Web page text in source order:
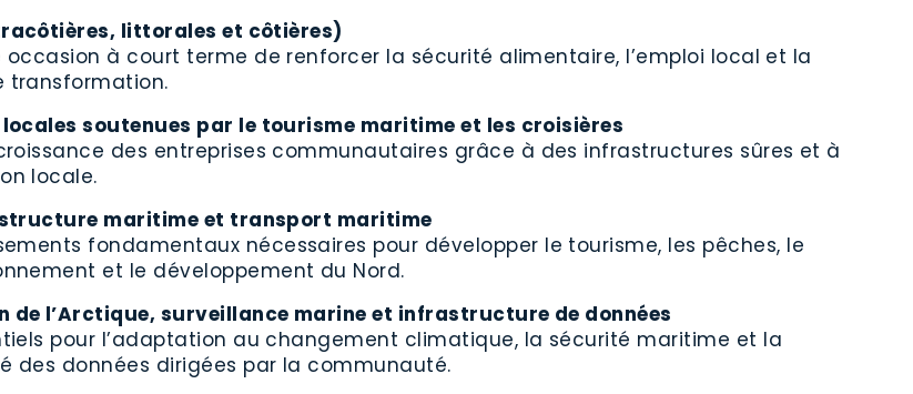
littorales et côtières)
occasion à court terme de renforcer la sécurité alimentaire, l’emploi local et la
transformation.
soutenues par le tourisme maritime et les croisières
des entreprises communautaires grâce à des infrastructures sûres et à
locale.
maritime et transport maritime
fondamentaux nécessaires pour développer le tourisme, les pêches, le
et le développement du Nord.
de l’Arctique, surveillance marine et infrastructure de données
pour l’adaptation au changement climatique, la sécurité maritime et la
des données dirigées par la communauté.